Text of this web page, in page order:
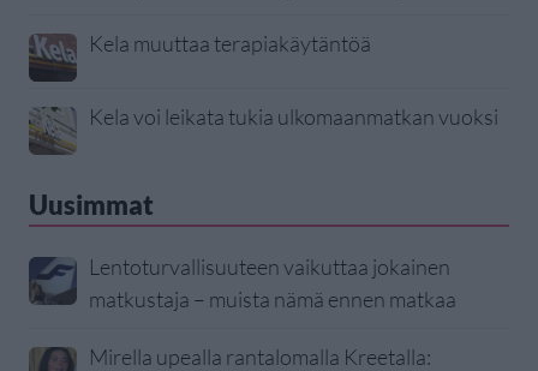
Kela muuttaa terapiakäytäntöä
Kela voi leikata tukia ulkomaanmatkan vuoksi
Uusimmat
Lentoturvallisuuteen vaikuttaa jokainen
matkustaja – muista nämä ennen matkaa
Mirella upealla rantalomalla Kreetalla: